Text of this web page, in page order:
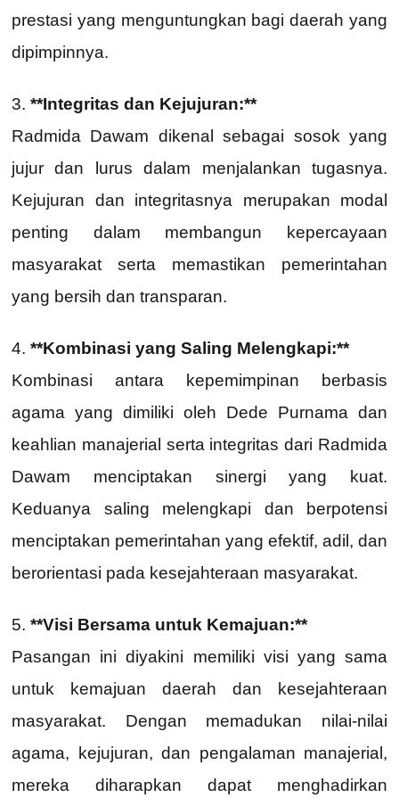
prestasi yang menguntungkan bagi daerah yang
dipimpinnya.
3. **Integritas dan Kejujuran:**
Radmida Dawam dikenal sebagai sosok yang
jujur dan lurus dalam menjalankan tugasnya.
Kejujuran dan integritasnya merupakan modal
penting dalam membangun kepercayaan
masyarakat serta memastikan pemerintahan
yang bersih dan transparan.
4. **Kombinasi yang Saling Melengkapi:**
Kombinasi antara kepemimpinan berbasis
agama yang dimiliki oleh Dede Purnama dan
keahlian manajerial serta integritas dari Radmida
Dawam menciptakan sinergi yang kuat.
Keduanya saling melengkapi dan berpotensi
menciptakan pemerintahan yang efektif, adil, dan
berorientasi pada kesejahteraan masyarakat.
5. **Visi Bersama untuk Kemajuan:**
Pasangan ini diyakini memiliki visi yang sama
untuk kemajuan daerah dan kesejahteraan
masyarakat. Dengan memadukan nilai-nilai
agama, kejujuran, dan pengalaman manajerial,
mereka diharapkan dapat menghadirkan